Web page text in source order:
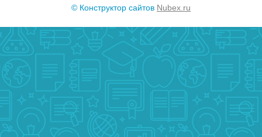
© Конструктор сайтов Nubex.ru